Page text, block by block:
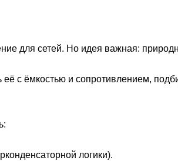
для сетей. Но идея важная:
с ёмкостью и сопротивлением,
логики).